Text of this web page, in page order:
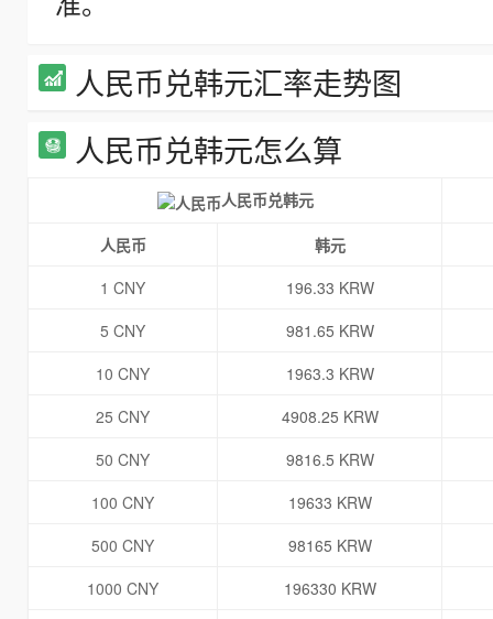
人民币兑韩元汇率走势图
人民币兑韩元怎么算
人民币兑韩元
人民币
韩元
1 CNY
196.33 KRW
5 CNY
981.65 KRW
10 CNY
1963.3 KRW
25 CNY
4908.25 KRW
50 CNY
9816.5 KRW
100 CNY
19633 KRW
500 CNY
98165 KRW
1000 CNY
196330 KRW